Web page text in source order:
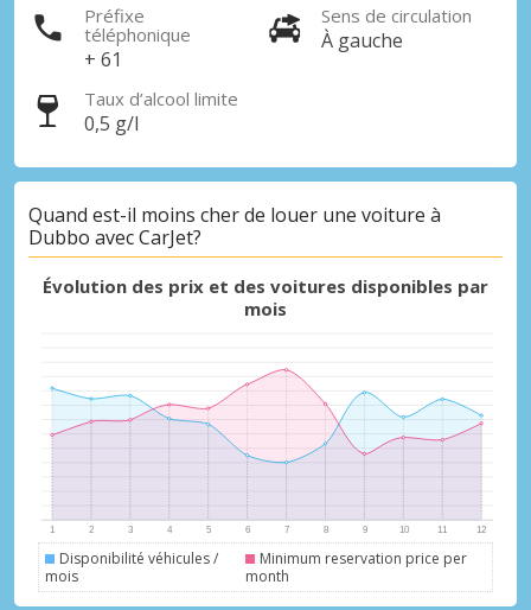
Préfixe
téléphonique
+ 61
Sens de circulation
À gauche
Taux d’alcool limite
0,5 g/l
Quand est-il moins cher de louer une voiture à
Dubbo avec CarJet?
Évolution des prix et des voitures disponibles par
mois
Disponibilité véhicules /
mois
Minimum reservation price per
month